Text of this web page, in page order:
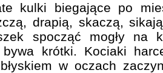
kulki biegające po
drapią, skaczą,
spocząć mogły na
krótki. Kociaki
w oczach